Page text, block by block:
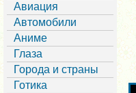
Авиация
Автомобили
Аниме
Глаза
Города и страны
Готика